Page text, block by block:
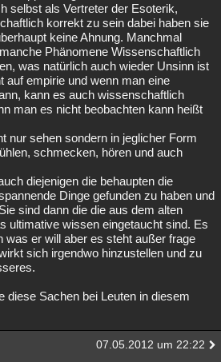
selbst als Vertreter der Esoterik,
korrekt zu sein dabei haben sie
keine Ahnung. Manchmal
Phänomene Wissenschaftlich
was natürlich auch wieder Unsinn ist
auf empirie und wenn man eine
kann es auch wissenschaftlich
man es nicht beobachten kann heißt
nur sehen sondern in jeglicher Form
schmecken, hören und auch
diejenigen die behaupten die
Dinge gefunden zu haben und
sind dann die die aus dem alten
ultimative wissen eingetaucht sind. Es
was er will aber es steht außer frage
sich irgendwo hinzustellen und zu
diese Sachen bei Leuten in diesem
07.05.2012 um 22:22